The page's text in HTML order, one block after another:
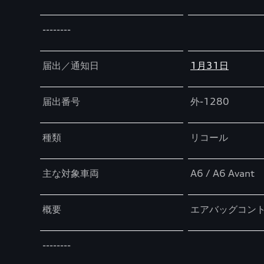
--------
届出／通知日 1月31日
届出番号 外-1280
種類 リコール
主な対象車両 A6 / A6 Avant
概要 エアバッグコン
--------